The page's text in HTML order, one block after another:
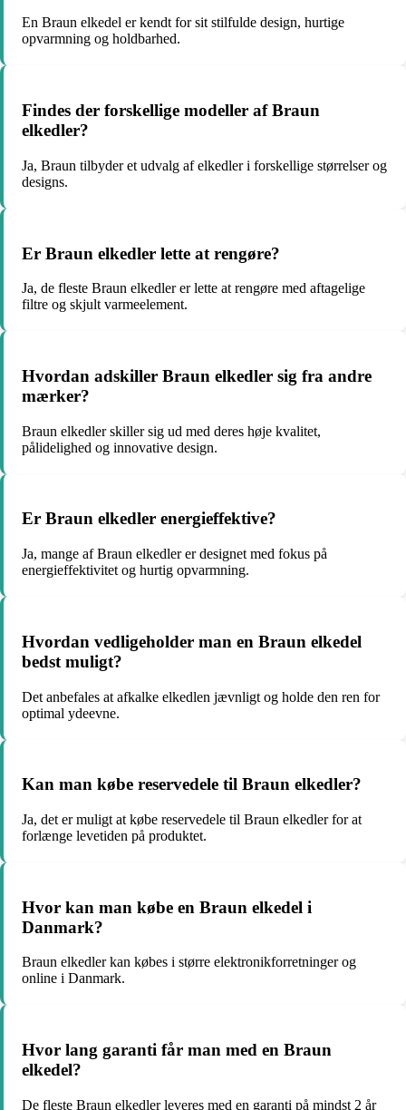
En Braun elkedel er kendt for sit stilfulde design, hurtige
opvarmning og holdbarhed.
Findes der forskellige modeller af Braun
elkedler?
Ja, Braun tilbyder et udvalg af elkedler i forskellige størrelser og
designs.
Er Braun elkedler lette at rengøre?
Ja, de fleste Braun elkedler er lette at rengøre med aftagelige
filtre og skjult varmeelement.
Hvordan adskiller Braun elkedler sig fra andre
mærker?
Braun elkedler skiller sig ud med deres høje kvalitet,
pålidelighed og innovative design.
Er Braun elkedler energieffektive?
Ja, mange af Braun elkedler er designet med fokus på
energieffektivitet og hurtig opvarmning.
Hvordan vedligeholder man en Braun elkedel
bedst muligt?
Det anbefales at afkalke elkedlen jævnligt og holde den ren for
optimal ydeevne.
Kan man købe reservedele til Braun elkedler?
Ja, det er muligt at købe reservedele til Braun elkedler for at
forlænge levetiden på produktet.
Hvor kan man købe en Braun elkedel i
Danmark?
Braun elkedler kan købes i større elektronikforretninger og
online i Danmark.
Hvor lang garanti får man med en Braun
elkedel?
De fleste Braun elkedler leveres med en garanti på mindst 2 år